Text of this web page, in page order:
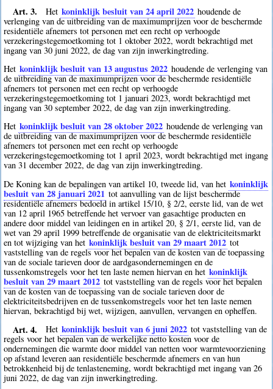
Art. 3. Het koninklijk besluit van 24 april 2022 houdende de
verlenging van de uitbreiding van de maximumprijzen voor de beschermde
residentiële afnemers tot personen met een recht op verhoogde
verzekeringstegemoetkoming tot 1 oktober 2022, wordt bekrachtigd met
ingang van 30 juni 2022, de dag van zijn inwerkingtreding.
Het koninklijk besluit van 13 augustus 2022 houdende de verlenging van
de uitbreiding van de maximumprijzen voor de beschermde residentiële
afnemers tot personen met een recht op verhoogde
verzekeringstegemoetkoming tot 1 januari 2023, wordt bekrachtigd met
ingang van 30 september 2022, de dag van zijn inwerkingtreding.
Het koninklijk besluit van 28 oktober 2022 houdende de verlenging van
de uitbreiding van de maximumprijzen voor de beschermde residentiële
afnemers tot personen met een recht op verhoogde
verzekeringstegemoetkoming tot 1 april 2023, wordt bekrachtigd met ingang
van 31 december 2022, de dag van zijn inwerkingtreding.
De Koning kan de bepalingen van artikel 10, tweede lid, van het koninklijk
besluit van 28 januari 2021 tot aanvulling van de lijst beschermde
residentiële afnemers bedoeld in artikel 15/10, § 2/2, eerste lid, van de wet
van 12 april 1965 betreffende het vervoer van gasachtige producten en
andere door middel van leidingen en in artikel 20, § 2/1, eerste lid, van de
wet van 29 april 1999 betreffende de organisatie van de elektriciteitsmarkt
en tot wijziging van het koninklijk besluit van 29 maart 2012 tot
vaststelling van de regels voor het bepalen van de kosten van de toepassing
van de sociale tarieven door de aardgasondernemingen en de
tussenkomstregels voor het ten laste nemen hiervan en het koninklijk
besluit van 29 maart 2012 tot vaststelling van de regels voor het bepalen
van de kosten van de toepassing van de sociale tarieven door de
elektriciteitsbedrijven en de tussenkomstregels voor het ten laste nemen
hiervan, bekrachtigd bij wet, wijzigen, aanvullen, vervangen en opheffen.
Art. 4. Het koninklijk besluit van 6 juni 2022 tot vaststelling van de
regels voor het bepalen van de werkelijke netto kosten voor de
ondernemingen die warmte door middel van netten voor warmtevoorziening
op afstand leveren aan residentiële beschermde afnemers en van hun
betrokkenheid bij de tenlasteneming, wordt bekrachtigd met ingang van 26
juni 2022, de dag van zijn inwerkingtreding.